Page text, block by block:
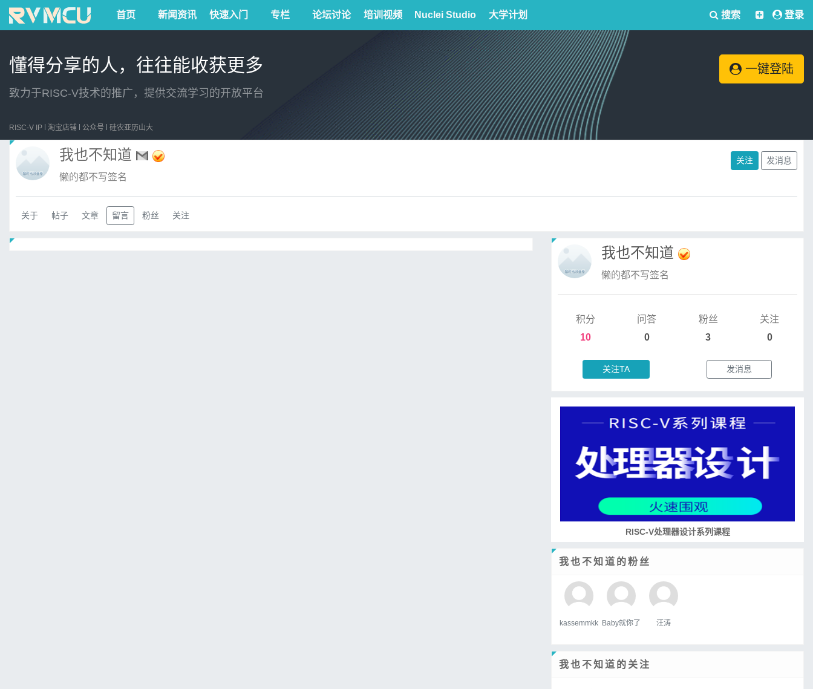
首页 新闻资讯 快速入门 专栏 论坛讨论 培训视频 Nuclei Studio 大学计划 搜索 登录
懂得分享的人，往往能收获更多
致力于RISC-V技术的推广，提供交流学习的开放平台
一键登陆
RISC-V IP 淘宝店铺 公众号 硅农亚历山大
我也不知道
懒的都不写签名
关注 发消息
关于 帖子 文章 留言 粉丝 关注
我也不知道
懒的都不写签名
积分
10
问答
0
粉丝
3
关注
0
关注TA 发消息
RISC-V处理器设计系列课程
我也不知道的粉丝
kassemmkk Baby就你了 汪涛
我也不知道的关注